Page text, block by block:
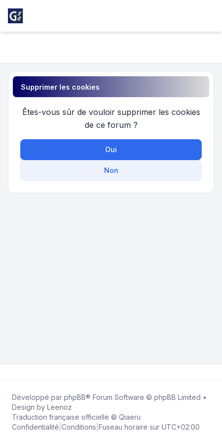
Girondins Social Club
Supprimer les cookies
Êtes-vous sûr de vouloir supprimer les cookies
de ce forum ?
Oui
Non
Développé par phpBB® Forum Software © phpBB Limited •
Design by Leenoz
Traduction française officielle © Qiaeru
Confidentialité Conditions Fuseau horaire sur UTC+02:00